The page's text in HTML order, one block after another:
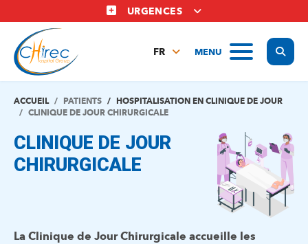
au
contenu
principal
URGENCES
MENU
FR
EN
ACCUEIL PATIENTS
HOSPITALISATION EN CLINIQUE DE JOUR
CLINIQUE DE JOUR CHIRURGICALE
CLINIQUE DE JOUR
CHIRURGICALE
La Clinique de Jour Chirurgicale accueille les